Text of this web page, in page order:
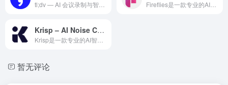
Krisp – AI Noise Cancellation
暂无评论